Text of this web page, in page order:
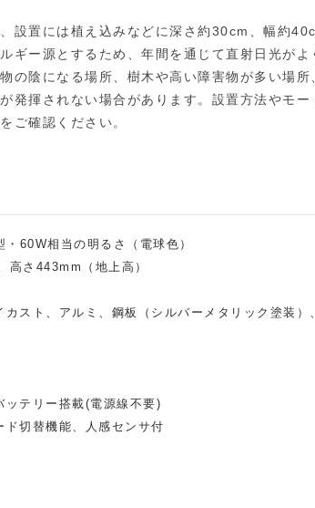
設置には植え込みなどに深さ約30cm、幅約
ギー源とするため、年間を通じて直射日光が
の陰になる場所、樹木や高い障害物が多い場
発揮されない場合があります。設置方法やモ
ご確認ください。
60W相当の明るさ（電球色）
高さ443mm（地上高）
スト、アルミ、鋼板（シルバーメタリック塗装）
テリー搭載(電源線不要)
切替機能、人感センサ付